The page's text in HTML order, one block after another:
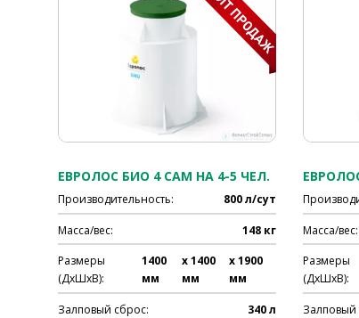
ЕВРОЛОС БИО 4 САМ НА 4-5 ЧЕЛ.
Производительность: 800 л/сут
Масса/вес: 148 кг
Размеры
(ДхШхВ):
1400
мм
x 1400
мм
x 1900
мм
Залповый сброс: 340 л
Масса/вес:
Размеры
(ДхШхВ):
Залповый